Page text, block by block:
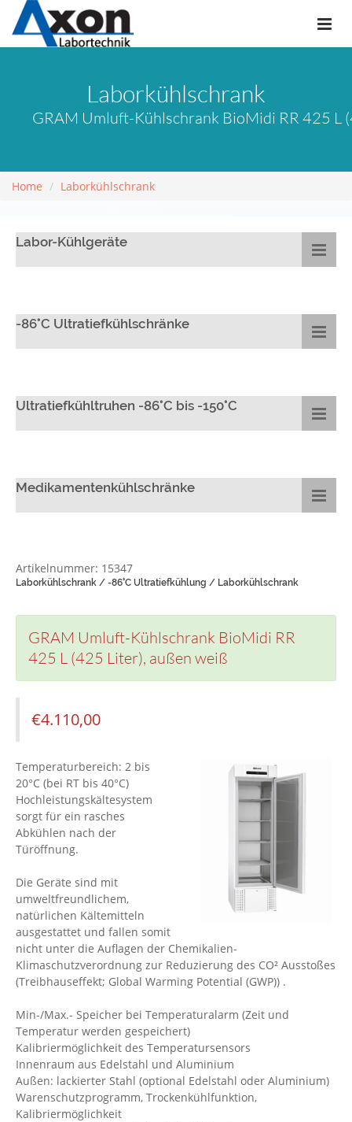
Laborkühlschrank
GRAM Umluft-Kühlschrank BioMidi RR 425 L
Home Laborkühlschrank
Labor-Kühlgeräte
-86°C Ultratiefkühlschränke
Ultratiefkühltruhen -86°C bis -150°C
Medikamentenkühlschränke
Artikelnummer: 15347
Laborkühlschrank / -86°C Ultratiefkühlung / Laborkühlschrank
GRAM Umluft-Kühlschrank BioMidi RR
425 L (425 Liter), außen weiß
€4.110,00
Temperaturbereich: 2 bis
20°C (bei RT bis 40°C)
Hochleistungskältesystem
sorgt für ein rasches
Abkühlen nach der
Türöffnung.
Die Geräte sind mit
umweltfreundlichem,
natürlichen Kältemitteln
ausgestattet und fallen somit
nicht unter die Auflagen der Chemikalien-
Klimaschutzverordnung zur Reduzierung des CO² Ausstoßes
(Treibhauseffekt; Global Warming Potential (GWP)) .
Min-/Max.- Speicher bei Temperaturalarm (Zeit und
Temperatur werden gespeichert)
Kalibriermöglichkeit des Temperatursensors
Innenraum aus Edelstahl und Aluminium
Außen: lackierter Stahl (optional Edelstahl oder Aluminium)
Warenschutzprogramm, Trockenkühlfunktion,
Kalibriermöglichkeit